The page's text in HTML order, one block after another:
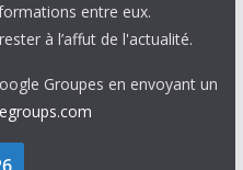
entre eux.
à l’affut de l'actualité.
Groupes en envoyant un